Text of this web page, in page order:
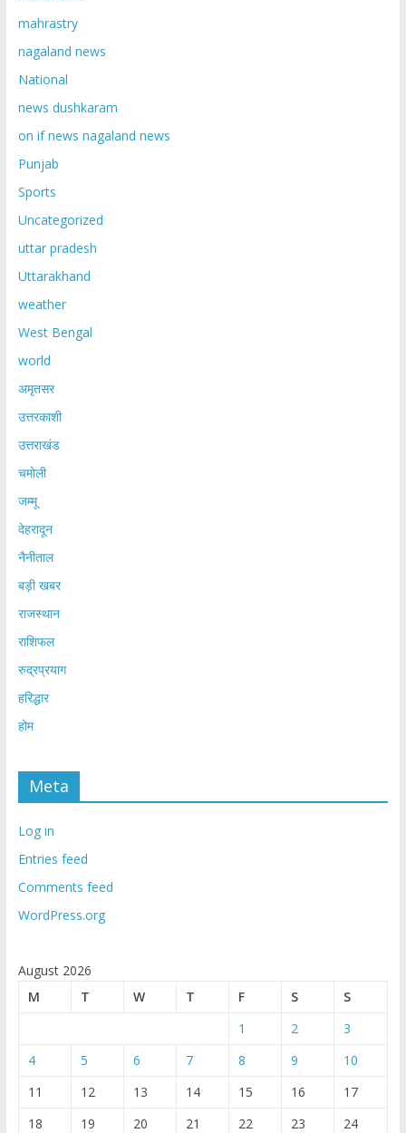
mahrastry
nagaland news
National
news dushkaram
on if news nagaland news
Punjab
Sports
Uncategorized
uttar pradesh
Uttarakhand
weather
West Bengal
world
अमृतसर
उत्तरकाशी
उत्तराखंड
चमोली
जम्मू
देहरादून
नैनीताल
बड़ी खबर
राजस्थान
राशिफल
रुद्रप्रयाग
हरिद्धार
होम
Meta
Log in
Entries feed
Comments feed
WordPress.org
August 2026
M
T W T F S
S
1
2
3
4
5 6 7 8 9
10
11
12 13 14 15 16
17
18
19 20 21 22 23 24